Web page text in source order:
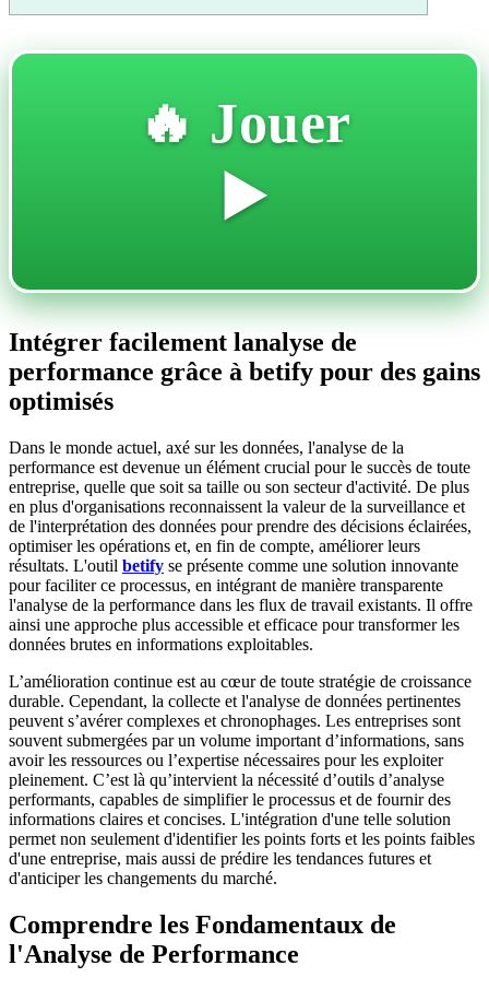
🔥 Jouer
▶️
Intégrer facilement lanalyse de
performance grâce à betify pour des gains
optimisés
Dans le monde actuel, axé sur les données, l'analyse de la
performance est devenue un élément crucial pour le succès de toute
entreprise, quelle que soit sa taille ou son secteur d'activité. De plus
en plus d'organisations reconnaissent la valeur de la surveillance et
de l'interprétation des données pour prendre des décisions éclairées,
optimiser les opérations et, en fin de compte, améliorer leurs
résultats. L'outil betify se présente comme une solution innovante
pour faciliter ce processus, en intégrant de manière transparente
l'analyse de la performance dans les flux de travail existants. Il offre
ainsi une approche plus accessible et efficace pour transformer les
données brutes en informations exploitables.
L’amélioration continue est au cœur de toute stratégie de croissance
durable. Cependant, la collecte et l'analyse de données pertinentes
peuvent s’avérer complexes et chronophages. Les entreprises sont
souvent submergées par un volume important d’informations, sans
avoir les ressources ou l’expertise nécessaires pour les exploiter
pleinement. C’est là qu’intervient la nécessité d’outils d’analyse
performants, capables de simplifier le processus et de fournir des
informations claires et concises. L'intégration d'une telle solution
permet non seulement d'identifier les points forts et les points faibles
d'une entreprise, mais aussi de prédire les tendances futures et
d'anticiper les changements du marché.
Comprendre les Fondamentaux de
l'Analyse de Performance